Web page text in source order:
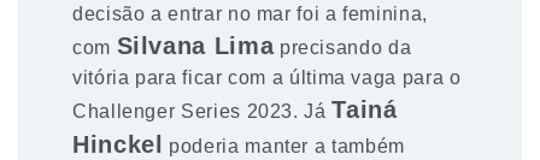
decisão a entrar no mar foi a feminina,
com Silvana Limaprecisando da
vitória para ficar com a última vaga para o
Challenger Series 2023. JáTainá
Hinckel poderia manter a também